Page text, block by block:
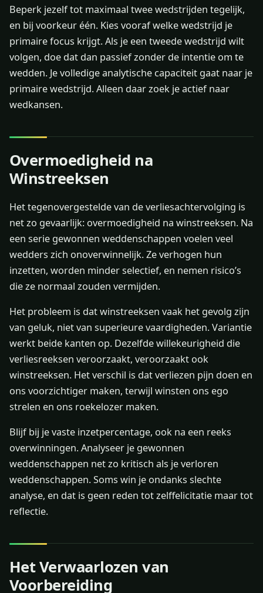
Beperk jezelf tot maximaal twee wedstrijden tegelijk,
en bij voorkeur één. Kies vooraf welke wedstrijd je
primaire focus krijgt. Als je een tweede wedstrijd wilt
volgen, doe dat dan passief zonder de intentie om te
wedden. Je volledige analytische capaciteit gaat naar je
primaire wedstrijd. Alleen daar zoek je actief naar
wedkansen.
Overmoedigheid na
Winstreeksen
Het tegenovergestelde van de verliesachtervolging is
net zo gevaarlijk: overmoedigheid na winstreeksen. Na
een serie gewonnen weddenschappen voelen veel
wedders zich onoverwinnelijk. Ze verhogen hun
inzetten, worden minder selectief, en nemen risico’s
die ze normaal zouden vermijden.
Het probleem is dat winstreeksen vaak het gevolg zijn
van geluk, niet van superieure vaardigheden. Variantie
werkt beide kanten op. Dezelfde willekeurigheid die
verliesreeksen veroorzaakt, veroorzaakt ook
winstreeksen. Het verschil is dat verliezen pijn doen en
ons voorzichtiger maken, terwijl winsten ons ego
strelen en ons roekelozer maken.
Blijf bij je vaste inzetpercentage, ook na een reeks
overwinningen. Analyseer je gewonnen
weddenschappen net zo kritisch als je verloren
weddenschappen. Soms win je ondanks slechte
analyse, en dat is geen reden tot zelffelicitatie maar tot
reflectie.
Het Verwaarlozen van
Voorbereiding